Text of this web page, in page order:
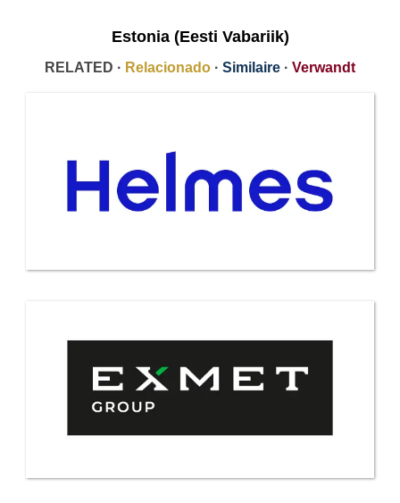
Estonia (Eesti Vabariik)
RELATED · Relacionado · Similaire · Verwandt